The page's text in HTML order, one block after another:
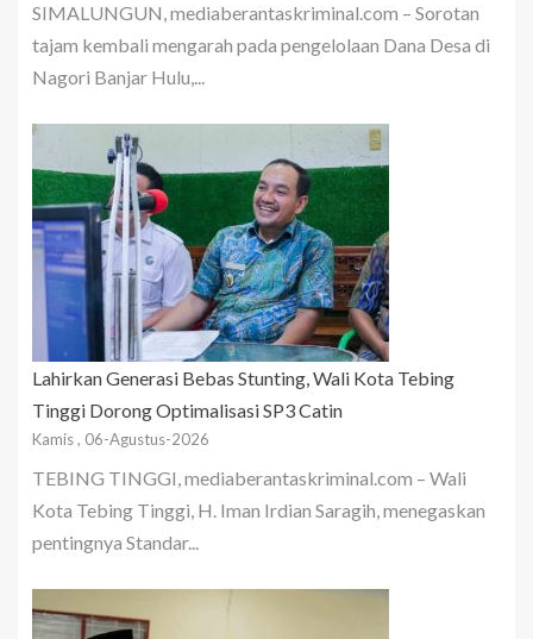
SIMALUNGUN, mediaberantaskriminal.com – Sorotan
tajam kembali mengarah pada pengelolaan Dana Desa di
Nagori Banjar Hulu,...
Lahirkan Generasi Bebas Stunting, Wali Kota Tebing
Tinggi Dorong Optimalisasi SP3 Catin
Kamis , 06-Agustus-2026
TEBING TINGGI, mediaberantaskriminal.com – Wali
Kota Tebing Tinggi, H. Iman Irdian Saragih, menegaskan
pentingnya Standar...